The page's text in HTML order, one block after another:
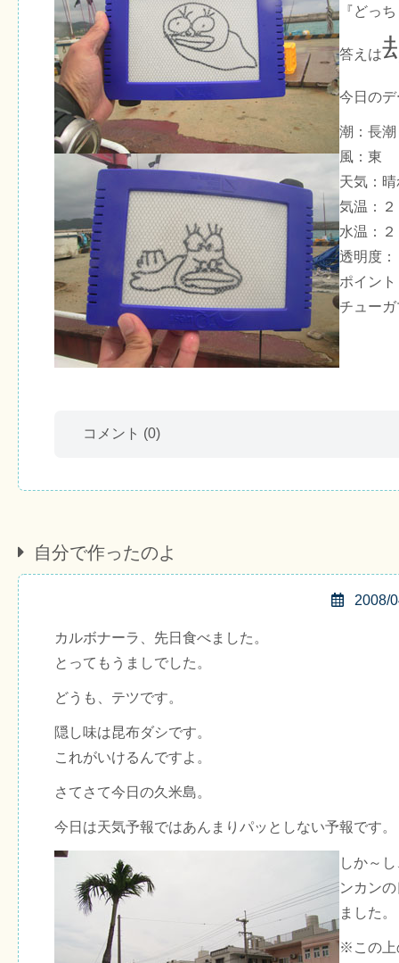
『どっ
答えは
今日の
潮：長潮
風：東
天気：
気温：
水温：
透明度
ポイン
チュー
コメント (0)
自分で作ったのよ
2008/
カルボナーラ、先日食べました。
とってもうましでした。
どうも、テツです。
隠し味は昆布ダシです。
これがいけるんですよ。
さてさて今日の久米島。
今日は天気予報ではあんまりパッとしない予報です。
しか～
ンカン
ました。
※この上